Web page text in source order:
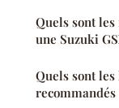
Quels sont
une Suzuki
Quels sont